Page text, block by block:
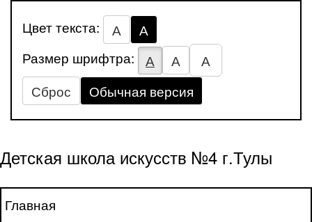
Цвет текста: А
А
Размер шрифтра:
А А
А
Сброс
Обычная версия
Детская школа искусств №4 г.Тулы
Главная